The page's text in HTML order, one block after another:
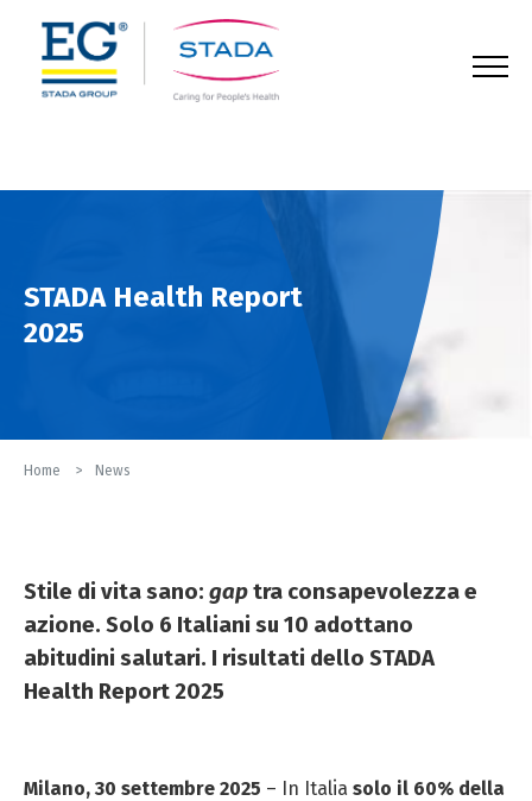
STADA Health Report
2025
Home News
Stile di vita sano: gaptra consapevolezza e
azione. Solo 6 Italiani su 10 adottano
abitudini salutari. I risultati dello STADA
Health Report 2025
Milano, 30 settembre 2025 – In Italia solo il 60% della